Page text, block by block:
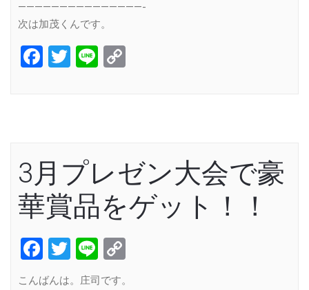
———————————————-
次は加茂くんです。
Facebook
Twitter
Line
3月プレゼン大会で豪
華賞品をゲット！！
Facebook
Twitter
Line
こんばんは。庄司です。